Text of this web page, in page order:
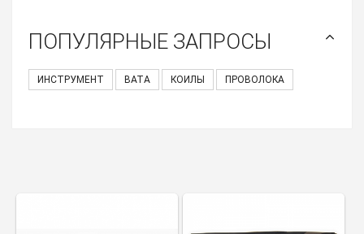
ПОПУЛЯРНЫЕ ЗАПРОСЫ
ИНСТРУМЕНТ ВАТА КОИЛЫ ПРОВОЛОКА